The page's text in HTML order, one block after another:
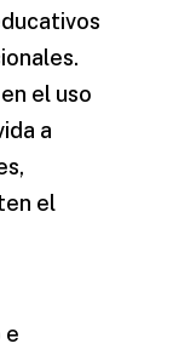
el uso
a
el
e